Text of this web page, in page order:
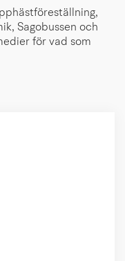
Sagobussen och
för vad som